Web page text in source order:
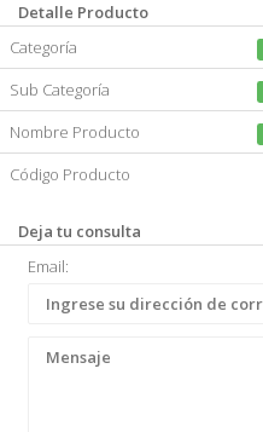
Detalle Producto
Categoría
Sub Categoría
Nombre Producto
Código Producto
Deja tu consulta
Email: